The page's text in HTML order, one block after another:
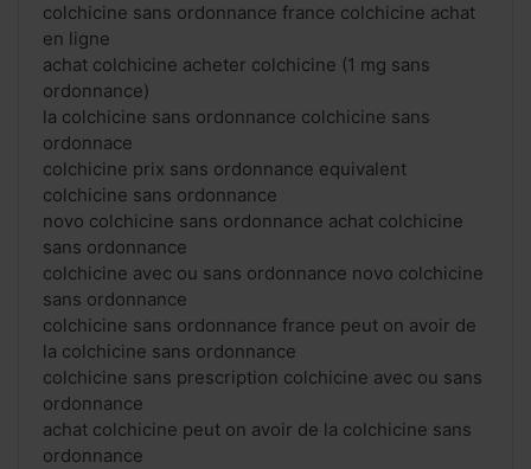
colchicine sans ordonnance france colchicine achat
en ligne
achat colchicine acheter colchicine (1 mg sans
ordonnance)
la colchicine sans ordonnance colchicine sans
ordonnace
colchicine prix sans ordonnance equivalent
colchicine sans ordonnance
novo colchicine sans ordonnance achat colchicine
sans ordonnance
colchicine avec ou sans ordonnance novo colchicine
sans ordonnance
colchicine sans ordonnance france peut on avoir de
la colchicine sans ordonnance
colchicine sans prescription colchicine avec ou sans
ordonnance
achat colchicine peut on avoir de la colchicine sans
ordonnance